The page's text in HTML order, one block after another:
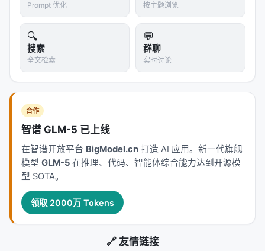
论文没有报告总成本，但这是实际使用时的关键考
量。
8.2 评估器质量的天花板
系统的效果上限取决于评估器。如果评估函数本身有
噪声或偏差，优化会收敛到错误的地方。在提示词优
化中，"LLM-as-judge"的评估偏差是已知问题。
8.3 复杂工程的组合爆炸
对于需要多个文件、复杂依赖、跨服务协调的系统，
单个"文本工件"的抽象可能不够用。你很难把整个微服
务架构序列化成一段字符串来优化。
8.4 可解释性与维护性
优化出来的工件可能极度特化、难以维护。一个为特
Prompt 优化 按主题浏览
🔍
搜索
全文检索
💬
群聊
实时讨论
合作
智谱 GLM-5 已上线
在智谱开放平台 BigModel.cn 打造 AI 应用。新一代旗舰
模型 GLM-5 在推理、代码、智能体综合能力达到开源模
型 SOTA。
领取 2000万 Tokens
🔗 友情链接